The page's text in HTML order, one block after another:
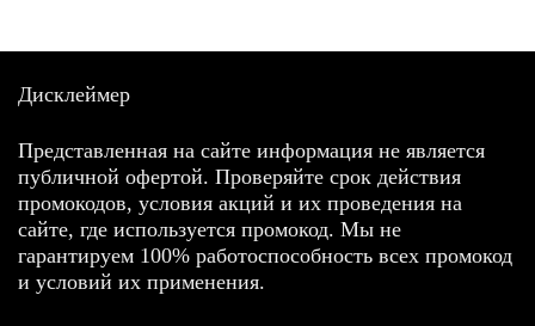
Дисклеймер
Представленная на сайте информация не является
публичной офертой. Проверяйте срок действия
промокодов, условия акций и их проведения на
сайте, где используется промокод. Мы не
гарантируем 100% работоспособность всех промокод
и условий их применения.